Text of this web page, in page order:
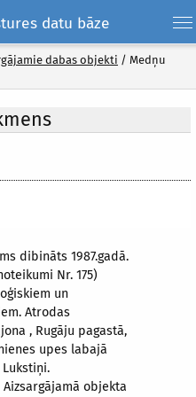
datu bāze
dabas objekti / Medņu
dibināts 1987.gadā.
Nr. 175)
un
Atrodas
, Rugāju pagastā,
upes labajā
Aizsargājamā objekta